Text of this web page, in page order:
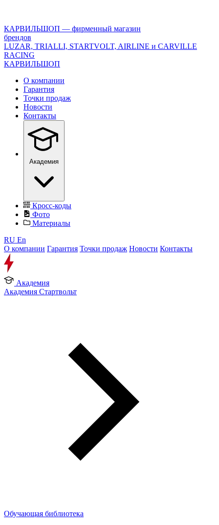
version="1.0"
encoding="utf-
8"?
>
КАРВИЛЬШОП — фирменный магазин
брендов
LUZAR, TRIALLI, STARTVOLT, AIRLINE и CARVILLE
RACING
КАРВИЛЬШОП
О компании
Гарантия
Точки продаж
Новости
Контакты
Академия
Кросс-коды
Фото
Материалы
RU En
О компании Гарантия Точки продаж Новости Контакты
Академия
Академия Стартвольт
Обучающая библиотека